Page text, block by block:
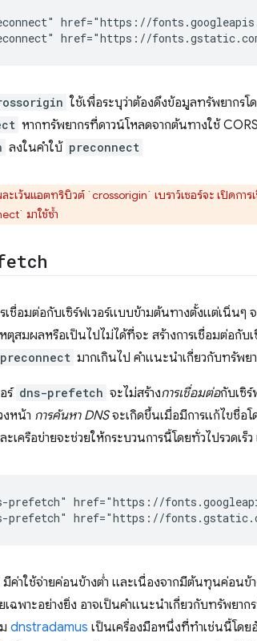
href="https://
ใช้เพื่อระบุว่าต้องดึงข้อมูลทรัพยากรโ
หากทรัพยากรที่ดาวน์โหลดจากต้นทางใช้
ลงในคำใบ้ preconnect
ะเว้นแอตทริบิวต์ `crossorigin` เบราว์เซอร์จะ เปิดกา
มาใช้ซ้ำ
เชื่อมต่อกับเซิร์ฟเวอร์แบบข้ามต้นทางตั้งแต่เนิ่นๆ
ตุสมผลหรือเป็นไปไม่ได้ที่จะ สร้างการเชื่อมต่อกั
preconnect มากเกินไป คำแนะนำเกี่ยวกับทรัพ
ร์ dns-prefetch จะไม่สร้างการเชื่อมต่อกับเซิ
งหน้า การค้นหา DNSจะเกิดขึ้นเมื่อมีการแก้ไขชื่อ
เครือข่ายจะช่วยให้กระบวนการนี้โดยทั่วไปรวดเร็ว
prefetch" href="https://
มีค่าใช้จ่ายค่อนข้างต่ำ และเนื่องจากมีต้นทุนค่อนข้
ฉพาะอย่างยิ่ง อาจเป็นคำแนะนำเกี่ยวกับทรัพย
dnstradamus เป็นเครื่องมือหนึ่งที่ทำเช่นนี้โด